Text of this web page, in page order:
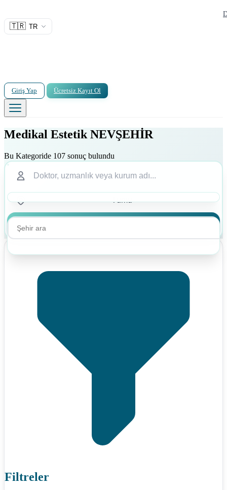
🇹🇷 TR
Giriş Yap Ücretsiz Kayıt Ol
Medikal Estetik NEVŞEHİR
Bu Kategoride 107 sonuç bulundu
Filtreler